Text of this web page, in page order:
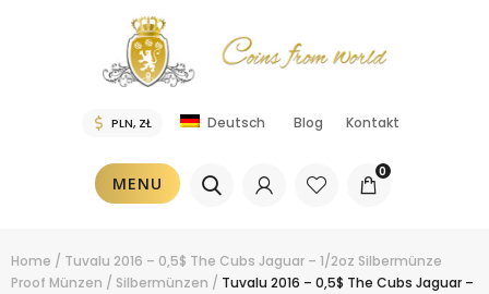
Deutsch Blog Kontakt
MENU
0
Home / Tuvalu 2016 – 0,5$ The Cubs Jaguar – 1/2oz Silbermünze
Proof Münzen / Silbermünzen / Tuvalu 2016 – 0,5$ The Cubs Jaguar –